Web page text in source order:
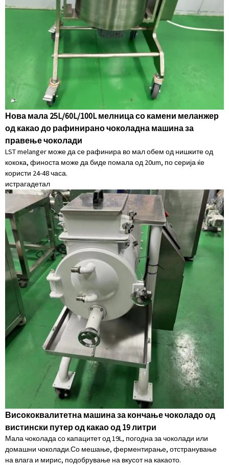
Нова мала 25L/60L/100L мелница со камени меланжер
од какао до рафинирано чоколадна машина за
правење чоколади
LST melanger може да се рафинира во мал обем од нишките од
кокока, финоста може да биде помала од 20um, по серија ќе
користи 24-48 часа.
истрагадетал
Висококвалитетна машина за кончање чоколадо од
вистински путер од какао од 19 литри
Мала чоколада со капацитет од 19L, погодна за чоколади или
домашни чоколади.Со мешање, ферментирање, отстранување
на влага и мирис, подобрување на вкусот на какаото.